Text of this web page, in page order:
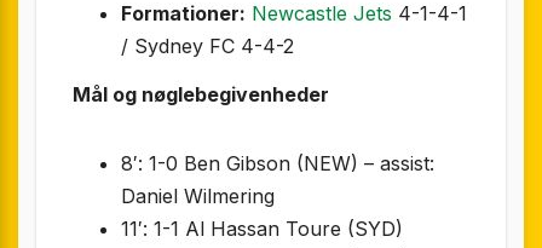
Formationer: Newcastle Jets 4-1-4-1
/ Sydney FC 4-4-2
Mål og nøglebegivenheder
8′: 1-0 Ben Gibson (NEW) – assist:
Daniel Wilmering
11′: 1-1 Al Hassan Toure (SYD)